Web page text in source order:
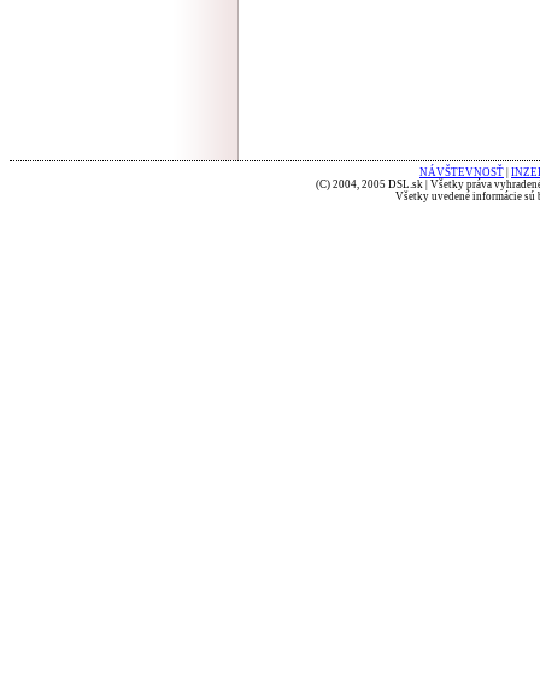
NÁVŠTEVNOSŤ
(C) 2004, 2005 DSL.sk | Všetky práva
Všetky uvedené informácie sú